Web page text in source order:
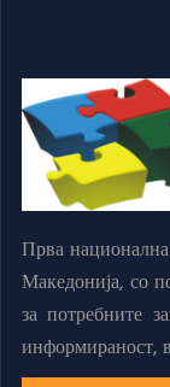
Прва
Македонија, со
за потребните
информираност,